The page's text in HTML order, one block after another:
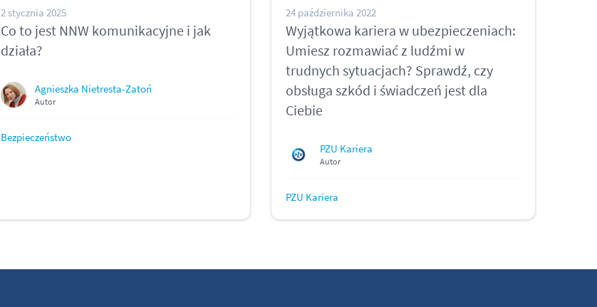
2 stycznia 2025
Co to jest NNW komunikacyjne i jak
działa?
Agnieszka Nietresta-Zatoń
Autor
Bezpieczeństwo
24 października 2022
Wyjątkowa kariera w ubezpieczeniach:
Umiesz rozmawiać z ludźmi w
trudnych sytuacjach? Sprawdź, czy
obsługa szkód i świadczeń jest dla
Ciebie
PZU Kariera
Autor
PZU Kariera